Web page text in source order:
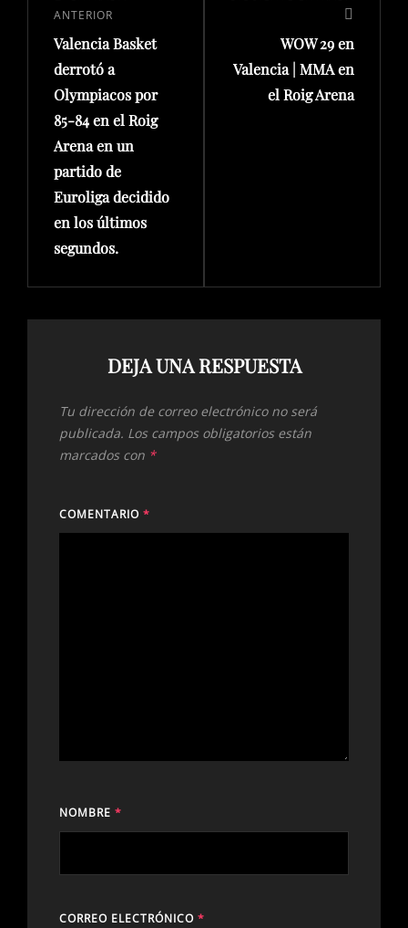
ANTERIOR
Valencia Basket
derrotó a
Olympiacos por
85-84 en el Roig
Arena en un
partido de
Euroliga decidido
en los últimos
segundos.
WOW 29 en
Valencia | MMA en
el Roig Arena
DEJA UNA RESPUESTA
Tu dirección de correo electrónico no será
publicada. Los campos obligatorios están
marcados con *
COMENTARIO *
NOMBRE *
CORREO ELECTRÓNICO *